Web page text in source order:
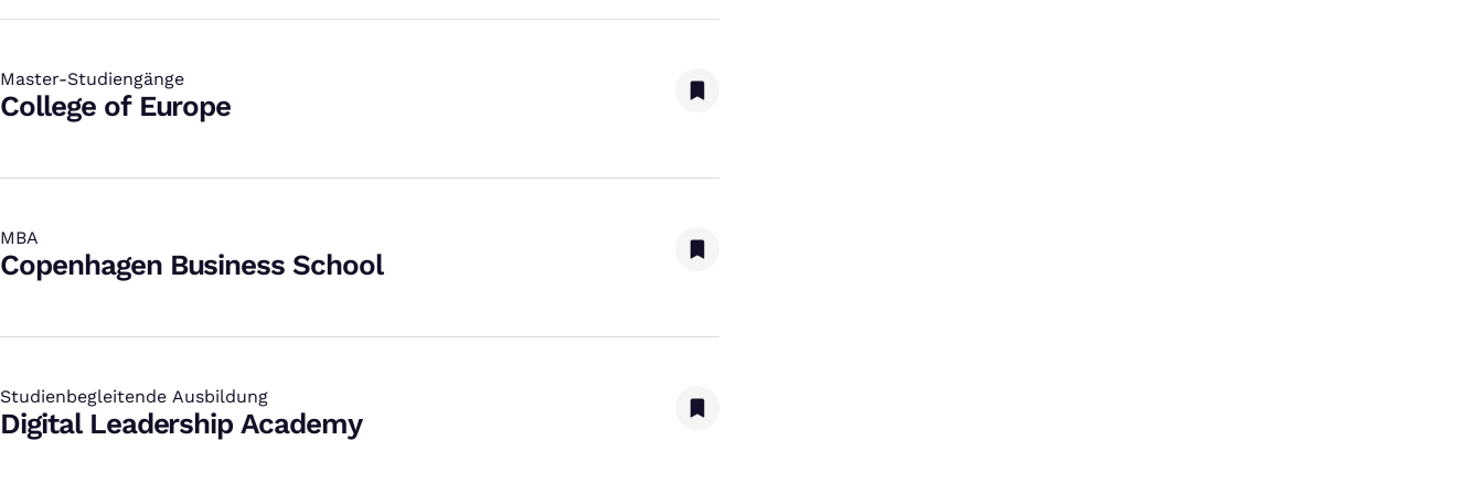
Master-Studiengänge
:
College of Europe
MBA
:
Copenhagen Business School
Studienbegleitende Ausbildung
:
Digital Leadership Academy